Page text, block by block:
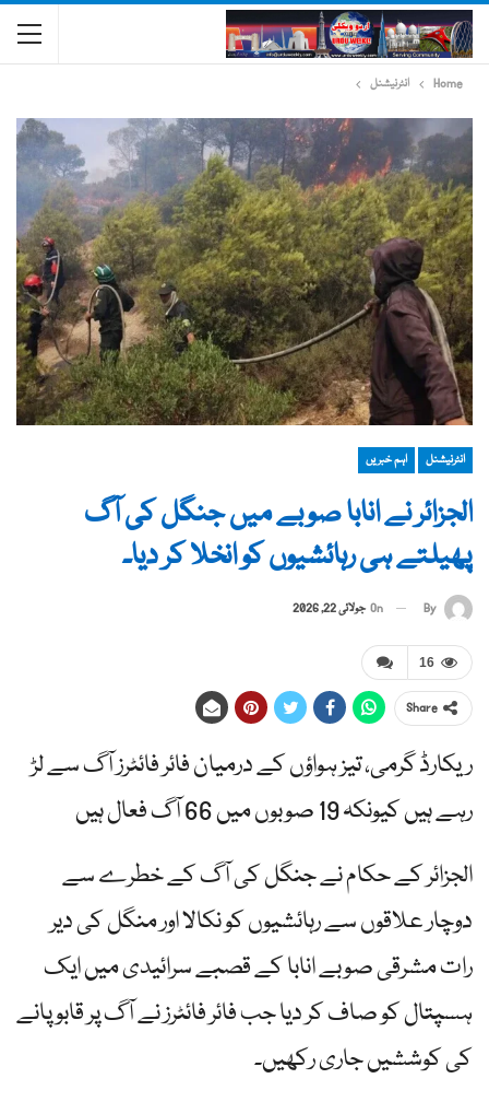
Home انٹرنیشنل
انٹرنیشنل اہم خبریں
الجزائر نے انابا صوبے میں جنگل کی آگ
پھیلتے ہی رہائشیوں کو انخلا کر دیا۔
By
On جولائی 22, 2026
16
Share
ریکارڈ گرمی، تیز ہواؤں کے درمیان فائر فائٹرز آگ سے لڑ
رہے ہیں کیونکہ 19 صوبوں میں 66 آگ فعال ہیں
الجزائر کے حکام نے جنگل کی آگ کے خطرے سے
دوچار علاقوں سے رہائشیوں کو نکالا اور منگل کی دیر
رات مشرقی صوبے انابا کے قصبے سرائیدی میں ایک
ہسپتال کو صاف کر دیا جب فائر فائٹرز نے آگ پر قابو پانے
کی کوششیں جاری رکھیں۔